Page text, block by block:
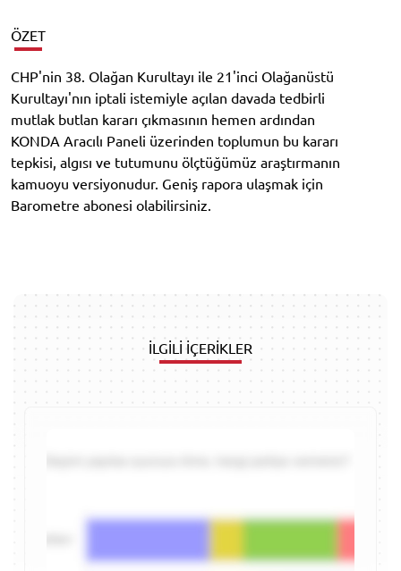
ÖZET
CHP'nin 38. Olağan Kurultayı ile 21'inci Olağanüstü
Kurultayı'nın iptali istemiyle açılan davada tedbirli
mutlak butlan kararı çıkmasının hemen ardından
KONDA Aracılı Paneli üzerinden toplumun bu kararı
tepkisi, algısı ve tutumunu ölçtüğümüz araştırmanın
kamuoyu versiyonudur. Geniş rapora ulaşmak için
Barometre abonesi olabilirsiniz.
İLGİLİ İÇERİKLER